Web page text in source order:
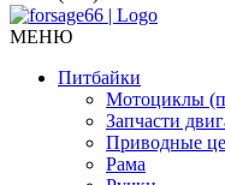
МЕНЮ
Питбайки
Мотоциклы
Запчасти
Приводные
Рама